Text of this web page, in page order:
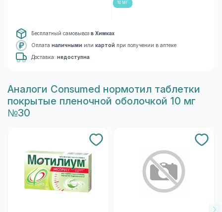
10 МГ
Бесплатный самовывоз в Химках
Оплата наличными или картой при получении в аптеке
Доставка: недоступна
Aналоги Consumed нормотил таблетки
покрытые пленочной оболочкой 10 мг
№30